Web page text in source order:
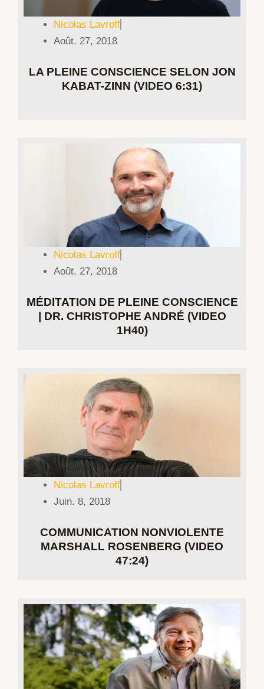
Nicolas Lavroff
Août. 27, 2018
LA PLEINE CONSCIENCE SELON JON
KABAT-ZINN (VIDEO 6:31)
Nicolas Lavroff
Août. 27, 2018
MÉDITATION DE PLEINE CONSCIENCE
| DR. CHRISTOPHE ANDRÉ (VIDEO
1H40)
Nicolas Lavroff
Juin. 8, 2018
COMMUNICATION NONVIOLENTE
MARSHALL ROSENBERG (VIDEO
47:24)